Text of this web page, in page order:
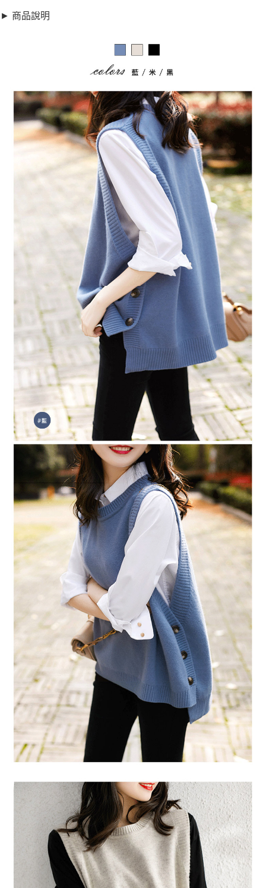
街口支付
AFTEE先享後付
相關說明
【關於「AFTEE先享後付」】
AFTEE先享後付是「在收到商品之後才付款」的支付方式。 讓您購物簡單
便利好安心！
１．簡單：不需註冊會員、不需綁卡、不需儲值。
２．便利：只要手機號碼，簡訊認證，即可結帳。
３．安心：先確認商品／服務後，再付款。
【「AFTEE先享後付」結帳流程】
１．於結帳方式選擇「AFTEE先享後付」後，將跳轉至「AFTEE先享後付」
結帳頁面，進行簡訊認證並確認金額後，即可完成結帳。
２．訂單成立數日內，您將收到繳費通知簡訊。
３．收到繳費通知簡訊後14天內，點擊此簡訊中的連結，可透過四大超商／
ATM／網路銀行／等多元方式進行付款，方視為交易完成。
※ 請注意：結帳手續完成當下不需立刻繳費，但若您需要取消訂單，請聯絡
購買商品的店家。未經商家同意取消之訂單仍視為有效，需透過AFTEE先享
後付繳納相關費用。
※ 交易是否成功請以「AFTEE先享後付 」之結帳頁面顯示為準，若有關於
是否繳費成功／繳費後需取消欲退款等相關疑問，請聯繫「AFTEE先享後付
客戶支援中心」
https://netprotections.freshdesk.com/support/home
【注意事項】
１．透過由恩沛科技股份有限公司提供之「AFTEE先享後付」服務完成之交
易，需依本服務之必要範圍內提供個人資料，並將交易相關給付款項請求債
權轉讓予恩沛科技股份有限公司。
２．關於個人資料處理事宜，請瀏覽以下網址：
https://aftee.tw/terms/#terms3
３．未成年的使用者請事先徵得法定代理人或監護人之同意方可使用
「AFTEE先享後付」，若未經同意申辦者引起之損失，本公司不負相關責
任。
４．使用「AFTEE先享後付」時，將依據個別帳號之用戶狀況，依本公司即
時審查核予不同之上限額度；若仍有額度不足之情形，本公司將視審查結果
請求用戶進行身份認證。
５．嚴禁一人註冊多個帳號或使用他人資訊註冊。若發現惡意使用之情形，
恩沛科技股份有限公司將有權停止該用戶之使用額度並採取法律行動。
ATM付款
每筆NT$79，滿NT$599(含以上)免運費
每筆NT$79，滿NT$599(含以上)免運費
每筆NT$79，滿NT$1,000(含以上)免運費
付款後7-11取貨
每筆NT$79，滿NT$1,000(含以上)免運費
宅配
每筆NT$90，滿NT$1,000(含以上)免運費
每筆NT$100，滿NT$1,500(含以上)免運費
休閒好感搭配
中大尺碼-側鈕扣輕柔寬鬆羊毛背心(S-3XL)【XL25843253】
► 商品說明